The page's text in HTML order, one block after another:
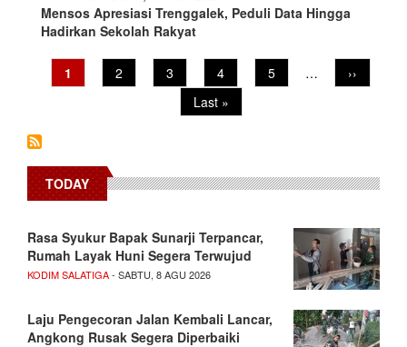
Mensos Apresiasi Trenggalek, Peduli Data Hingga
Hadirkan Sekolah Rakyat
Pagination
Current
page
1 Page
2 Page
3 Page
4 Page
5 …
Next
page
››
Last
page
Last »
TODAY
Rasa Syukur Bapak Sunarji Terpancar,
Rumah Layak Huni Segera Terwujud
KODIM SALATIGA- SABTU, 8 AGU 2026
Laju Pengecoran Jalan Kembali Lancar,
Angkong Rusak Segera Diperbaiki